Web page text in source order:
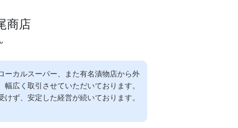
商店
ーカルスーパー、また有名漬物店から外
広く取引させていただいております。
けず、安定した経営が続いております。